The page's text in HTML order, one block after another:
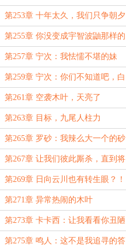
该结束了
第253章 十年太久，我们只争朝夕
第255章 你没变成宇智波鼬那样的
刽子手
第257章 宁次：我怯懦不堪的妹
妹，憎恨我吧
第259章 宁次：你们不知道吧，白
眼也能通过情绪刺激得到进化
第261章 空袭木叶，天亮了
第263章 目标，九尾人柱力
第265章 罗砂：我辣么大一个的砂
隐村呢？
第267章 让我们彼此厮杀，直到将
彼此撕碎为止！（6.4k）
第269章 日向云川也有转生眼？！
第271章 异常热闹的木叶
第273章 卡卡西：让我看看你丑陋
的面目吧
第275章 鸣人：这不是我追寻的答